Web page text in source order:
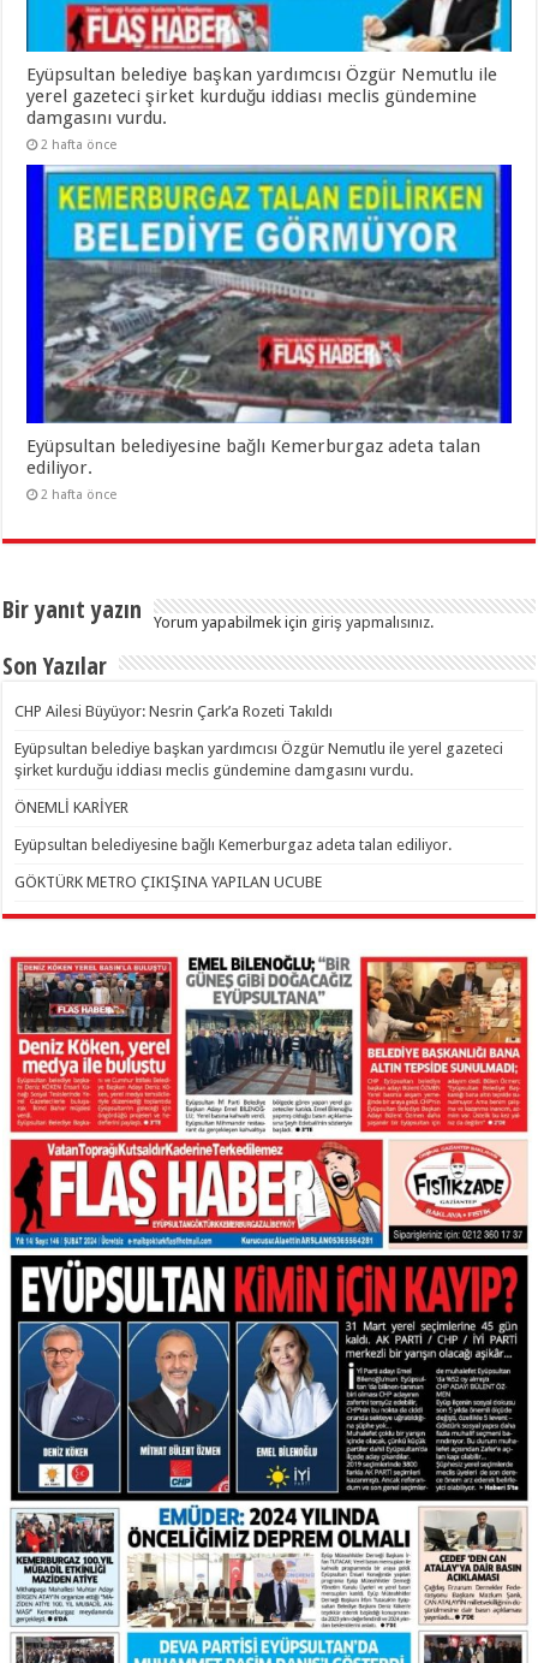
Eyüpsultan belediye başkan yardımcısı Özgür Nemutlu ile
yerel gazeteci şirket kurduğu iddiası meclis gündemine
damgasını vurdu.
2 hafta önce
Eyüpsultan belediyesine bağlı Kemerburgaz adeta talan
ediliyor.
2 hafta önce
Bir yanıt yazın Yorum yapabilmek için giriş yapmalısınız.
Son Yazılar
CHP Ailesi Büyüyor: Nesrin Çark’a Rozeti Takıldı
Eyüpsultan belediye başkan yardımcısı Özgür Nemutlu ile yerel gazeteci
şirket kurduğu iddiası meclis gündemine damgasını vurdu.
ÖNEMLİ KARİYER
Eyüpsultan belediyesine bağlı Kemerburgaz adeta talan ediliyor.
GÖKTÜRK METRO ÇIKIŞINA YAPILAN UCUBE